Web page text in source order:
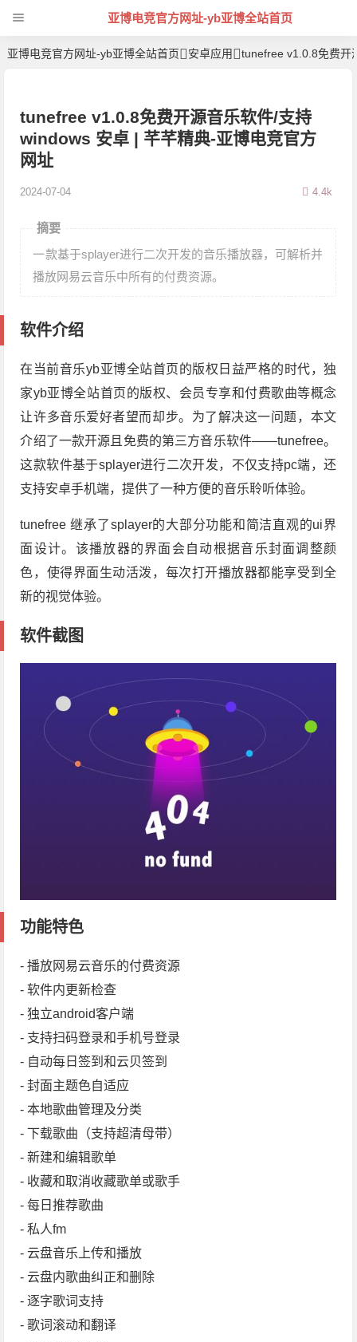
亚博电竞官方网址-yb亚博全站首页
亚博电竞官方网址-yb亚博全站首页 安卓应用 tunefree v1.0.8免费开
tunefree v1.0.8免费开源音乐软件/支持
windows 安卓 | 芊芊精典-亚博电竞官方
网址
2024-07-04 4.4k
摘要
一款基于splayer进行二次开发的音乐播放器，可解析并
播放网易云音乐中所有的付费资源。
软件介绍
在当前音乐yb亚博全站首页的版权日益严格的时代，独
家yb亚博全站首页的版权、会员专享和付费歌曲等概念
让许多音乐爱好者望而却步。为了解决这一问题，本文
介绍了一款开源且免费的第三方音乐软件——tunefree。
这款软件基于splayer进行二次开发，不仅支持pc端，还
支持安卓手机端，提供了一种方便的音乐聆听体验。
tunefree 继承了splayer的大部分功能和简洁直观的ui界
面设计。该播放器的界面会自动根据音乐封面调整颜
色，使得界面生动活泼，每次打开播放器都能享受到全
新的视觉体验。
软件截图
功能特色
- 播放网易云音乐的付费资源
- 软件内更新检查
- 独立android客户端
- 支持扫码登录和手机号登录
- 自动每日签到和云贝签到
- 封面主题色自适应
- 本地歌曲管理及分类
- 下载歌曲（支持超清母带）
- 新建和编辑歌单
- 收藏和取消收藏歌单或歌手
- 每日推荐歌曲
- 私人fm
- 云盘音乐上传和播放
- 云盘内歌曲纠正和删除
- 逐字歌词支持
- 歌词滚动和翻译